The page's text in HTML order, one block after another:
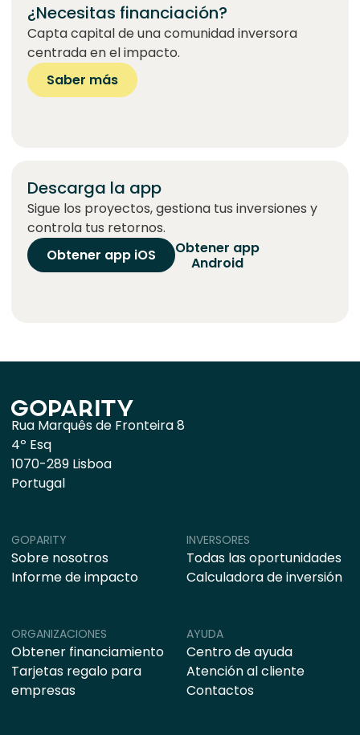
¿Necesitas financiación?
Capta capital de una comunidad inversora
centrada en el impacto.
Saber más
Descarga la app
Sigue los proyectos, gestiona tus inversiones y
controla tus retornos.
Obtener app iOS
Obtener app
Android
Rua Marquês de Fronteira 8
4º Esq
1070-289 Lisboa
Portugal
ORGANIZACIONES
Obtener financiamiento
Tarjetas regalo para
empresas
AYUDA
Centro de ayuda
Atención al cliente
Contactos
GOPARITY
Sobre nosotros
Informe de impacto
INVERSORES
Todas las oportunidades
Calculadora de inversión